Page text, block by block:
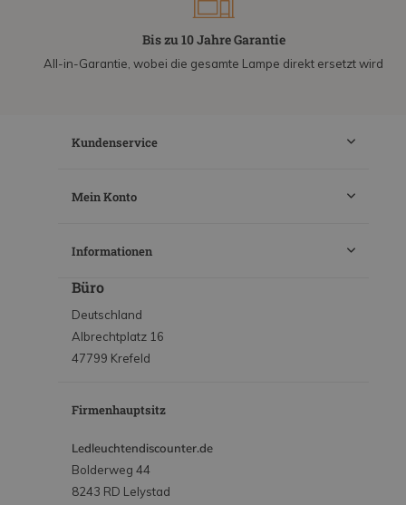
Bis zu 10 Jahre Garantie
All-in-Garantie, wobei die gesamte Lampe direkt ersetzt wird
Kundenservice
Mein Konto
Informationen
Büro
Deutschland
Albrechtplatz 16
47799 Krefeld
Firmenhauptsitz
Ledleuchtendiscounter.de
Bolderweg 44
8243 RD Lelystad